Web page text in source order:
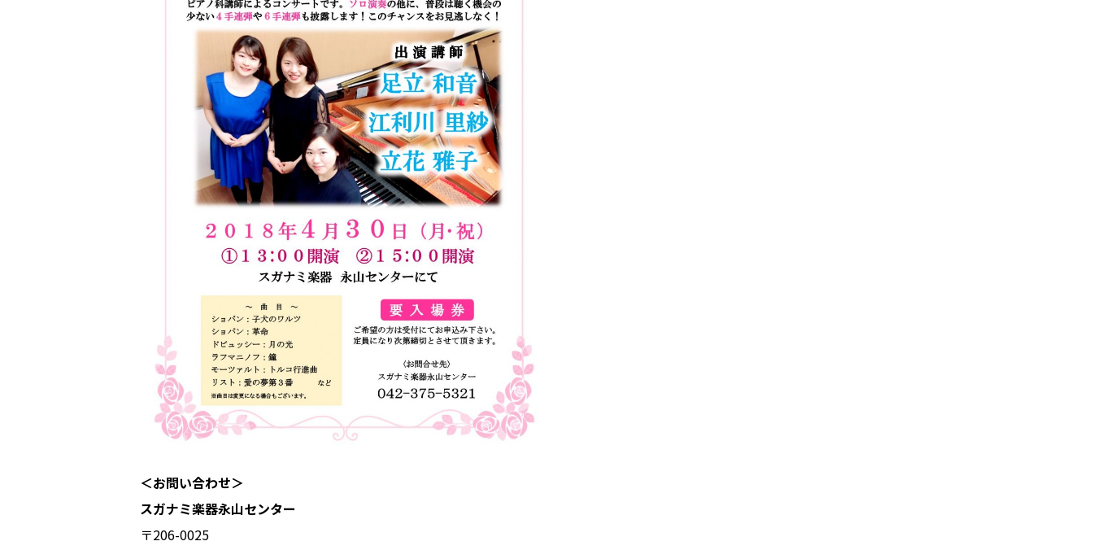
＜お問い合わせ＞
スガナミ楽器永山センター
〒206-0025